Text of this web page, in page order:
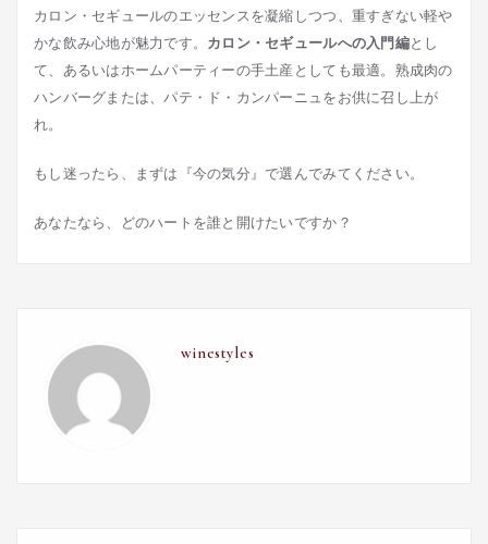
カロン・セギュールのエッセンスを凝縮しつつ、重すぎない軽や
かな飲み心地が魅力です。 カロン・セギュールへの入門編とし
て、あるいはホームパーティーの手土産としても最適。熟成肉の
ハンバーグまたは、パテ・ド・カンパーニュをお供に召し上が
れ。
もし迷ったら、まずは『今の気分』で選んでみてください。
あなたなら、どのハートを誰と開けたいですか？
winestyles